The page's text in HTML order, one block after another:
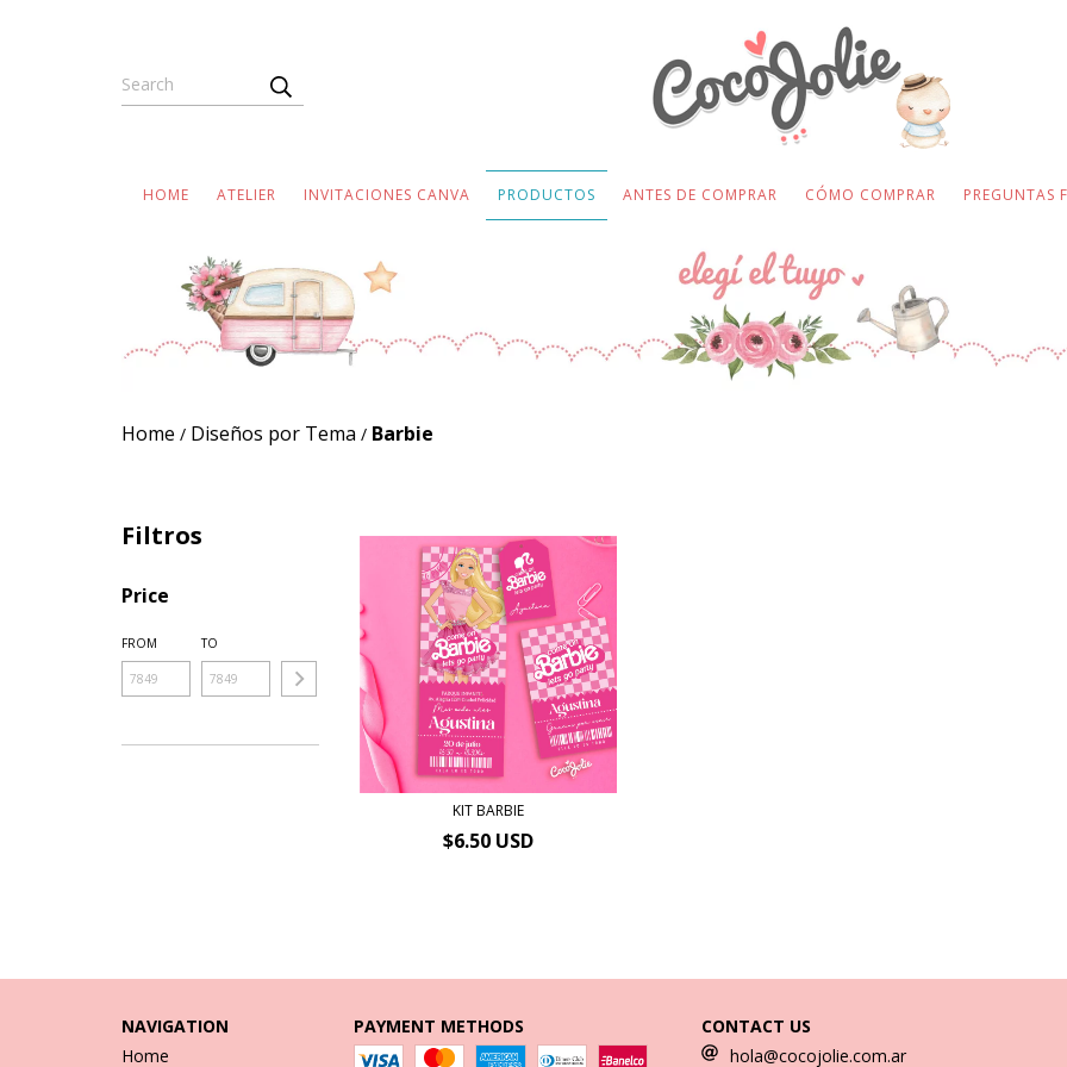
HOME ATELIER INVITACIONES CANVA PRODUCTOS ANTES DE COMPRAR CÓMO COMPRAR PREGUNTAS
Home / Diseños por Tema / Barbie
Filtros
Price
FROM TO
KIT BARBIE
$6.50 USD
NAVIGATION
Home
PAYMENT METHODS
CONTACT US
hola@cocojolie.com.ar